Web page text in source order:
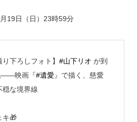
19日（日）23時59分
下ろしフォト】 #山下リオ が到
――映画『#遺愛』で描く、慈愛
穏な境界線
キ🎁